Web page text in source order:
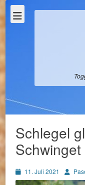
Schlegel
Schwinget
Posted
on
11. Juli 2021 Autor